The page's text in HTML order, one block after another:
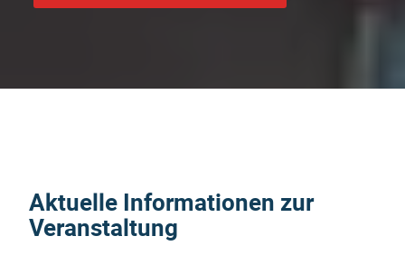
Aktuelle Informationen zur
Veranstaltung